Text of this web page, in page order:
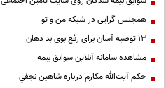
همجنس گرایی در شبکه من و تو
13 توصیه آسان برای رفع بوی بد دهان
مشاهده سامانه آنلاين سوابق بیمه
حكم آيت‌الله مكارم درباره شاهين نجفي